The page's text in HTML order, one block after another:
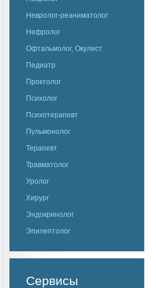
Невролог-реаниматолог
Нефролог
Офтальмолог, Окулист
Педиатр
Проктолог
Психолог
Психотерапевт
Пульмонолог
Терапевт
Травматолог
Уролог
Хирург
Эндокринолог
Эпилептолог
Сервисы